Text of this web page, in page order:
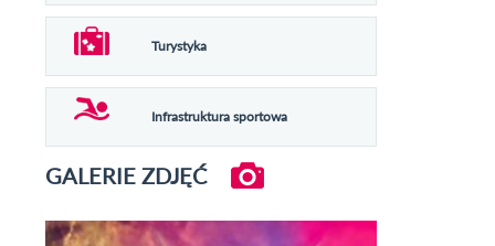
Turystyka
Infrastruktura sportowa
GALERIE ZDJĘĆ